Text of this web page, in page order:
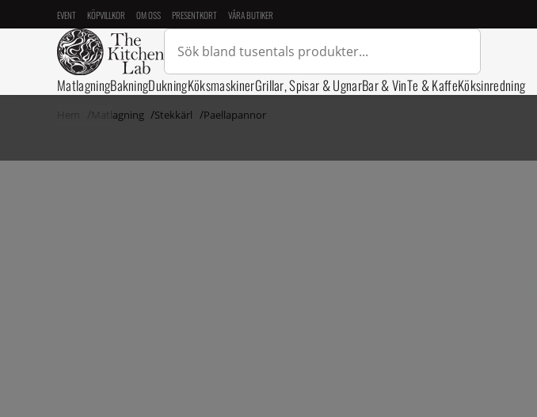
EVENT KÖPVILLKOR OM OSS PRESENTKORT VÅRA BUTIKER
MatlagningBakningDukningKöksmaskinerGrillar, Spisar & UgnarBar & VinTe & KaffeKöksinredning
Matlagning Stekkärl Paellapannor